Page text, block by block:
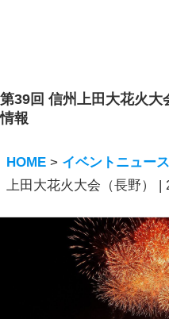
第39回 信州上田大花火
情報
HOME > イベントニュース
上田大花火大会（長野） |